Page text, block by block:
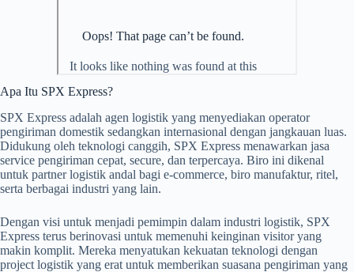
Apa Itu SPX Express?
SPX Express adalah agen logistik yang menyediakan operator
pengiriman domestik sedangkan internasional dengan jangkauan luas.
Didukung oleh teknologi canggih, SPX Express menawarkan jasa
service pengiriman cepat, secure, dan terpercaya. Biro ini dikenal
untuk partner logistik andal bagi e-commerce, biro manufaktur, ritel,
serta berbagai industri yang lain.
Dengan visi untuk menjadi pemimpin dalam industri logistik, SPX
Express terus berinovasi untuk memenuhi keinginan visitor yang
makin komplit. Mereka menyatukan kekuatan teknologi dengan
project logistik yang erat untuk memberikan suasana pengiriman yang